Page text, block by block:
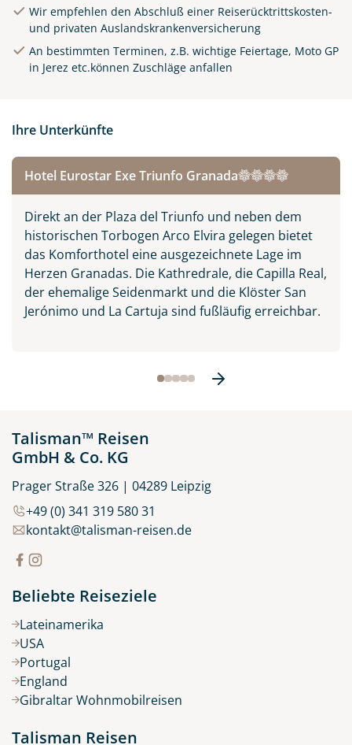
Alhambra in Granada,
Spanien
stock.adobe.com
Wir empfehlen den Abschluß einer Reiserücktrittskosten-
und privaten Auslandskrankenversicherung
An bestimmten Terminen, z.B. wichtige Feiertage, Moto GP
in Jerez etc.können Zuschläge anfallen
Ihre Unterkünfte
Hotel Eurostar Exe Triunfo Granada
Direkt an der Plaza del Triunfo und neben dem
historischen Torbogen Arco Elvira gelegen bietet
das Komforthotel eine ausgezeichnete Lage im
Herzen Granadas. Die Kathredrale, die Capilla Real,
der ehemalige Seidenmarkt und die Klöster San
Jerónimo und La Cartuja sind fußläufig erreichbar.
Talisman™ Reisen
GmbH & Co. KG
Prager Straße 326 | 04289 Leipzig
+49 (0) 341 319 580 31
kontakt@talisman-reisen.de
Beliebte Reiseziele
Lateinamerika
USA
Portugal
England
Gibraltar Wohnmobilreisen
Talisman Reisen